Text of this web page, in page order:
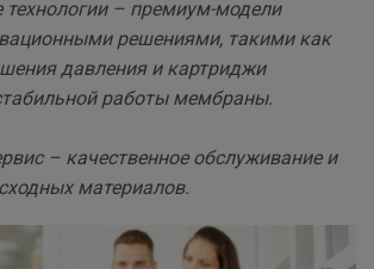
технологии – премиум-модели
решениями, такими как
давления и картриджи
работы мембраны.
– качественное обслуживание и
материалов.